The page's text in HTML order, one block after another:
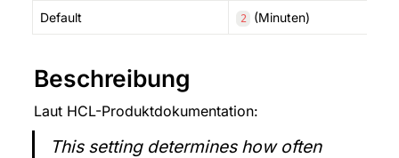
Default 2 (Minuten)
Beschreibung
Laut HCL-Produktdokumentation:
This setting determines how often